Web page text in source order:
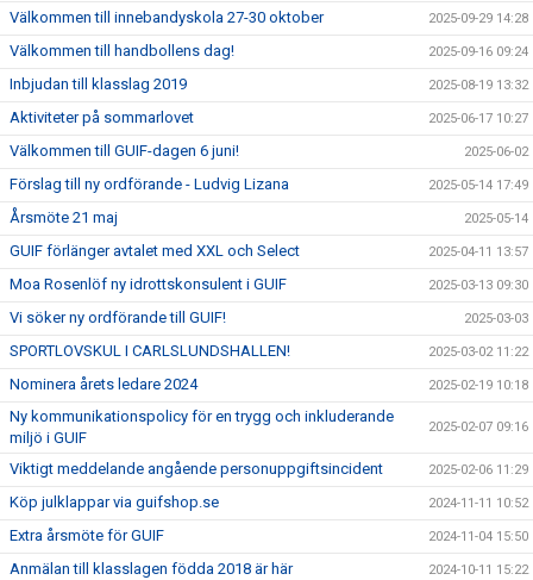
Välkommen till innebandyskola 27-30 oktober 2025-09-29 14:28
Välkommen till handbollens dag! 2025-09-16 09:24
Inbjudan till klasslag 2019 2025-08-19 13:32
Aktiviteter på sommarlovet 2025-06-17 10:27
Välkommen till GUIF-dagen 6 juni! 2025-06-02
Förslag till ny ordförande - Ludvig Lizana 2025-05-14 17:49
Årsmöte 21 maj 2025-05-14
GUIF förlänger avtalet med XXL och Select 2025-04-11 13:57
Moa Rosenlöf ny idrottskonsulent i GUIF 2025-03-13 09:30
Vi söker ny ordförande till GUIF! 2025-03-03
SPORTLOVSKUL I CARLSLUNDSHALLEN! 2025-03-02 11:22
Nominera årets ledare 2024 2025-02-19 10:18
Ny kommunikationspolicy för en trygg och inkluderande
miljö i GUIF
2025-02-07 09:16
Viktigt meddelande angående personuppgiftsincident 2025-02-06 11:29
Köp julklappar via guifshop.se 2024-11-11 10:52
Extra årsmöte för GUIF 2024-11-04 15:50
Anmälan till klasslagen födda 2018 är här 2024-10-11 15:22